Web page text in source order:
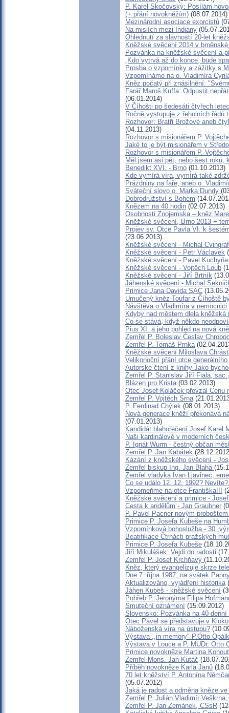
P. Karel Skočovský: Posílám
(+ přání novokněžím) (08.07.2014)
Mezinárodní asociace exorcistů
Na misiích mezi Indiány
Ohlednutí za slavností 20-let
Kněžské svěcení 2014 v
Pozvánka na kněžské svěcení a
„Kdo vytrvá až do konce, bude
Prosba o vzpomínky a zážitky s
Vzpomínáme na o. Vladimíra
Kněz počatý při znásilnění:
Farář Maroš Kuffa: Odpustit
(06.01.2014)
V Číhošti po šedesáti čtyřech
Ročně vystupuje z řeholních řádů
Rozhovor: Bratři Brožové aneb
(04.11.2013)
Rozhovor s misionářem P.
Jaké to je být misionářem v
Rozhovor s misionářem P.
Měl jsem asi pět, nebo šest roků,
Benedikt XVI. - Brno (01.10.2013)
Kde vymírá víra, vymírá také
Prázdniny na faře, aneb o.
Sváteční slovo o. Marka Dundy
Dobrodružství s Bohem
Knězem na 40 hodin (02.07.2013)
Osobnosti Znojemska – kněz
Kněžské svěcení, Brno 2013 +
Projev sv. Otce Pavla VI. k
(23.06.2013)
Kněžské svěcení - Michal Cvingráf
Kněžské svěcení - Petr Václavek
Kněžské svěcení - Pavel Kuchyňa
Kněžské svěcení - Vojtěch Loub
Kněžské svěcení - Jiří Brtník
Jáhenské svěcení - Michal
Primice Jana Davida SAC
Umučený kněz Toufar z Číhoště
Návštěva o.Vladimíra v nemocnici
Kdyby nad městem dlela kněžská
Co se stává, když někdo
Pius XI. a jeho pohled na nová
Zemřel P. Boleslav Česlav
Zemřel P. Tomáš Prnka
Kněžské svěcení Miloslava
Velikonoční přání otce
Autorské čtení z knihy Jako
Zemřel P. Stanislav Jiří Fiala,
Blázen pro Krista(03.02.2013)
Otec Josef Koláček převzal Cenu
Zemřel P. Vojtěch Srna
P. Ferdinad Chýlek (08.01.2013)
Nová generace kněží překonává
(07.01.2013)
Kandidát blahořečení Josef Karel
Naši kardinálové v moderních
P. Ignát Wurm - čestný občan
Zemřel P. Jan Kabátek
Kázání z kněžského svěcení -
Zemřel biskup Ing. Jan Blaha
Zemřel vladyka Ivan Ljavinec,
Co se událo 12. 12. 1992?
Vzpomeňme na otce Františka!!!
Kněžské svěcení a primice -
Cesta k andělům - Jan Graubner
P. Pavel Pacner novým
Primice P. Josefa Kubeše na
Vzpomínková bohoslužba - 30.
Beatifikace Čtrnácti pražských
Primice P. Josefa Kubeše
Jiří Mikulášek: Vejdi do radosti
Zemřel P. Josef Krchňavý
Kněz, který evangelizuje skrze
Dne 7. října 1987, na svátek
Aktualizováno, vyjádření historika
Jáhen Kubeš - kněžské svěcení
Pohřeb P. Jeronýma Filipa
Smuteční oznámení (15.09.2012)
Slovensko: Pozvánka na 40-
Otec Pavel se představuje v
Náboženská víra na ústupu?
Výstava ,,in memory" P.Otto
Výstava v Louce a P. MUDr. Otto
Primice novokněze Martina
Zemřel Mons. Jan Kutáč
Příběh novokněze Karla Janů
70 let kněžství P. Antonína
(05.07.2012)
Jaká je radost a odměna kněze
Zemřel P. Julián Vladimír
Zemřel P. Jan Zemánek, CSsR